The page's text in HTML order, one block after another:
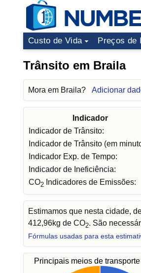
Custo de Vida Preços de
Trânsito em Braila
Mora em Braila? Adicionar
Indicador
Indicador de Trânsito:
Indicador de Trânsito (em
Indicador Exp. de Tempo:
Indicador de Ineficiência:
CO2 Indicadores de Emissões:
Estimamos que nesta cidade,
412,96kg de CO2. São
Fórmulas usadas para esta
Principais meios de